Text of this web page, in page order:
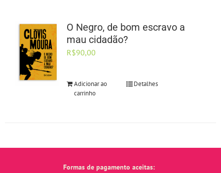
O Negro, de bom escravo a
mau cidadão?
R$90,00
Adicionar ao
carrinho
Detalhes
Formas de pagamento aceitas: